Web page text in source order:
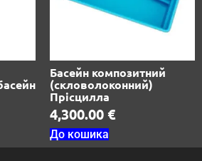
Басейн композитний
(скловолоконний)
Прісцилла
4,300.00 €
До кошика